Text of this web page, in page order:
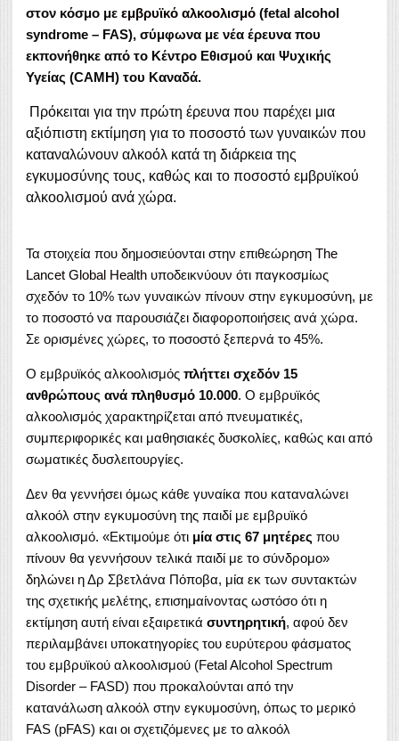
στον κόσμο με εμβρυϊκό αλκοολισμό (fetal alcohol
syndrome – FAS), σύμφωνα με νέα έρευνα που
εκπονήθηκε από το Κέντρο Εθισμού και Ψυχικής
Υγείας (CAMH) του Καναδά.
Πρόκειται για την πρώτη έρευνα που παρέχει μια
αξιόπιστη εκτίμηση για το ποσοστό των γυναικών που
καταναλώνουν αλκοόλ κατά τη διάρκεια της
εγκυμοσύνης τους, καθώς και το ποσοστό εμβρυϊκού
αλκοολισμού ανά χώρα.
Τα στοιχεία που δημοσιεύονται στην επιθεώρηση The
Lancet Global Health υποδεικνύουν ότι παγκοσμίως
σχεδόν το 10% των γυναικών πίνουν στην εγκυμοσύνη, με
το ποσοστό να παρουσιάζει διαφοροποιήσεις ανά χώρα.
Σε ορισμένες χώρες, το ποσοστό ξεπερνά το 45%.
Ο εμβρυϊκός αλκοολισμός πλήττει σχεδόν 15
ανθρώπους ανά πληθυσμό 10.000. Ο εμβρυϊκός
αλκοολισμός χαρακτηρίζεται από πνευματικές,
συμπεριφορικές και μαθησιακές δυσκολίες, καθώς και από
σωματικές δυσλειτουργίες.
Δεν θα γεννήσει όμως κάθε γυναίκα που καταναλώνει
αλκοόλ στην εγκυμοσύνη της παιδί με εμβρυϊκό
αλκοολισμό. «Εκτιμούμε ότι μία στις 67 μητέρες που
πίνουν θα γεννήσουν τελικά παιδί με το σύνδρομο»
δηλώνει η Δρ Σβετλάνα Πόποβα, μία εκ των συντακτών
της σχετικής μελέτης, επισημαίνοντας ωστόσο ότι η
εκτίμηση αυτή είναι εξαιρετικά συντηρητική, αφού δεν
περιλαμβάνει υποκατηγορίες του ευρύτερου φάσματος
του εμβρυϊκού αλκοολισμού (Fetal Alcohol Spectrum
Disorder – FASD) που προκαλούνται από την
κατανάλωση αλκοόλ στην εγκυμοσύνη, όπως το μερικό
FAS (pFAS) και οι σχετιζόμενες με το αλκοόλ